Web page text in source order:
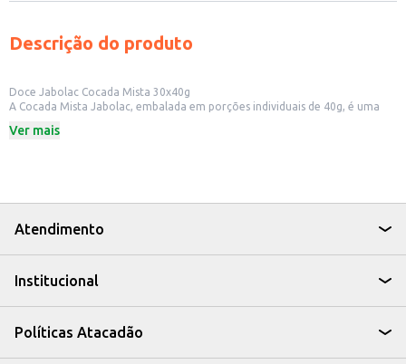
Descrição do produto
Doce Jabolac Cocada Mista 30x40g
A Cocada Mista Jabolac, embalada em porções individuais de 40g, é uma
para revenda em pequenos comércios, como mercados e lojas de
Ideal para incluir em cestas de presentes e lembrancinhas.
Pode ser oferecida em eventos e festas.
A Cocada Mista Jabolac oferece a combinação perfeita de sabor e
Ver mais
Atendimento
Institucional
Políticas Atacadão